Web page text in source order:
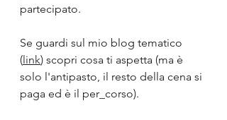
partecipato.
Se guardi sul mio blog tematico
( link) scopri cosa ti aspetta (ma è
solo l'antipasto, il resto della cena si
paga ed è il per_corso).